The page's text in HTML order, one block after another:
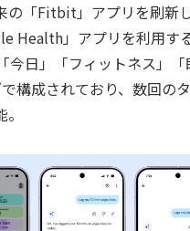
の「Fitbit」アプリを刷新
Health」アプリを利用す
今日」「フィットネス」「
構成されており、数回の